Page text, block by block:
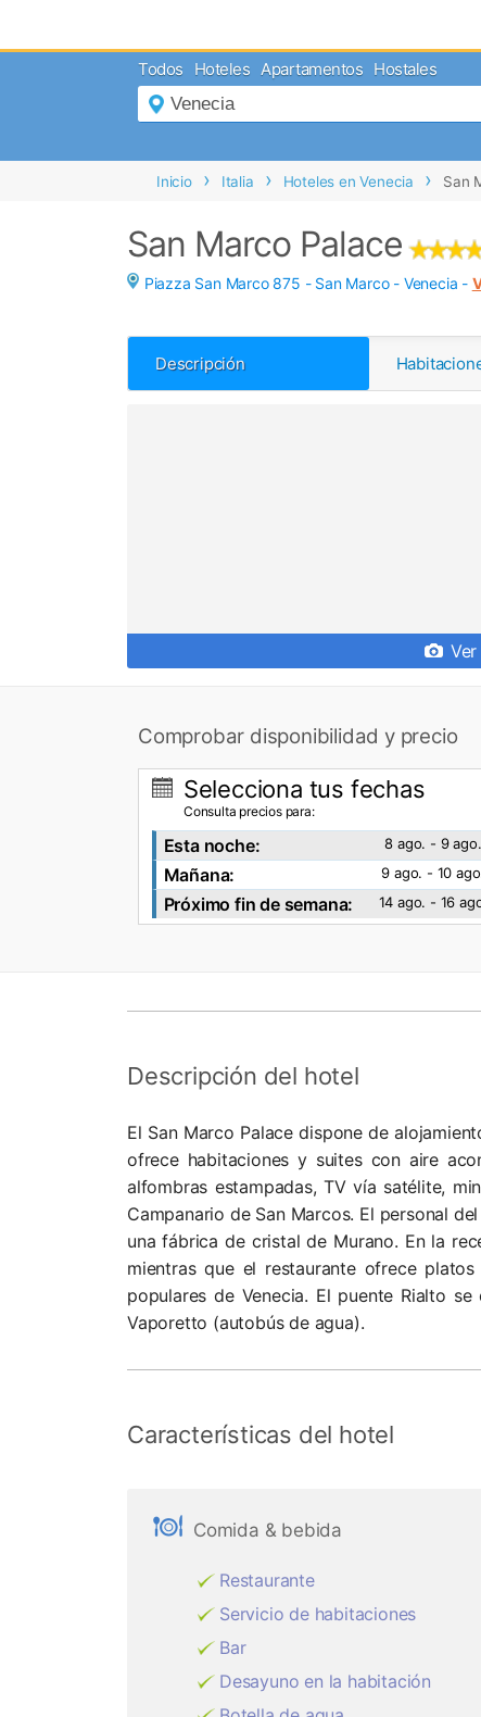
Grupos
Todos Hoteles Apartamentos Hostales
Inicio Italia Hoteles en Venecia San
San Marco Palace
Piazza San Marco 875 - San Marco - Venecia -
Descripción
Comprobar disponibilidad y precio
Selecciona tus fechas
Consulta precios para:
Esta noche: 8 ago. - 9 ago.
Mañana: 9 ago. - 10
Próximo fin de semana: 14 ago. - 16
Descripción del hotel
El San Marco Palace dispone de
ofrece habitaciones y suites con aire
alfombras estampadas, TV vía satélite,
Campanario de San Marcos. El personal
una fábrica de cristal de Murano. En la
mientras que el restaurante ofrece
populares de Venecia. El puente Rialto
Vaporetto (autobús de agua).
Características del hotel
Comida & bebida
Restaurante
Servicio de habitaciones
Bar
Desayuno en la habitación